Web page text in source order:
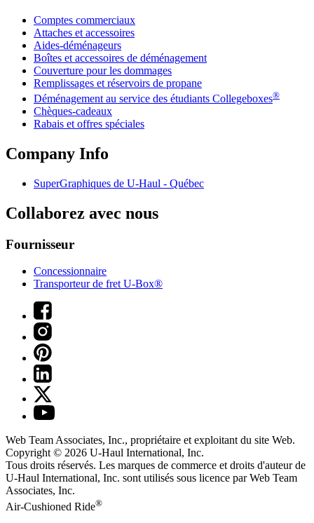
Comptes commerciaux
Attaches et accessoires
Aides-déménageurs
Boîtes et accessoires de déménagement
Couverture pour les dommages
Remplissages et réservoirs de propane
Déménagement au service des étudiants Collegeboxes®
Chèques-cadeaux
Rabais et offres spéciales
Company Info
SuperGraphiques de U-Haul - Québec
Collaborez avec nous
Fournisseur
Concessionnaire
Transporteur de fret U-Box®
Web Team Associates, Inc., propriétaire et exploitant du site Web.
Copyright © 2026 U-Haul International, Inc.
Tous droits réservés. Les marques de commerce et droits d'auteur de
U-Haul International, Inc. sont utilisés sous licence par Web Team
Associates, Inc.
Air-Cushioned Ride®